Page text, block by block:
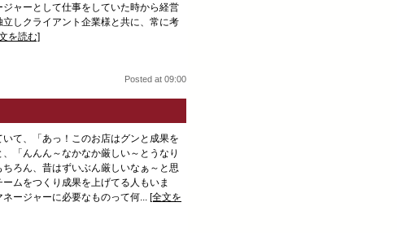
ャーとして仕事をしていた時から経営
しクライアント企業様と共に、常に考
を読む]
Posted at 09:00
て、「あっ！このお店はグンと成果を
「んんん～なかなか厳しい～とうなり
ろん、昔はずいぶん厳しいなぁ～と思
ムをつくり成果を上げてる人もいま
ージャーに必要なものって何... [全文を